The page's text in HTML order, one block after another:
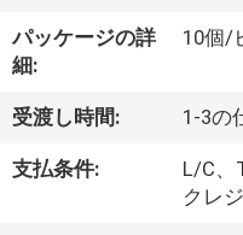
に
つ
い
パッケージの詳
細:
10個/
受渡し時間: 1-3の
支払条件:
L/C、
クレ